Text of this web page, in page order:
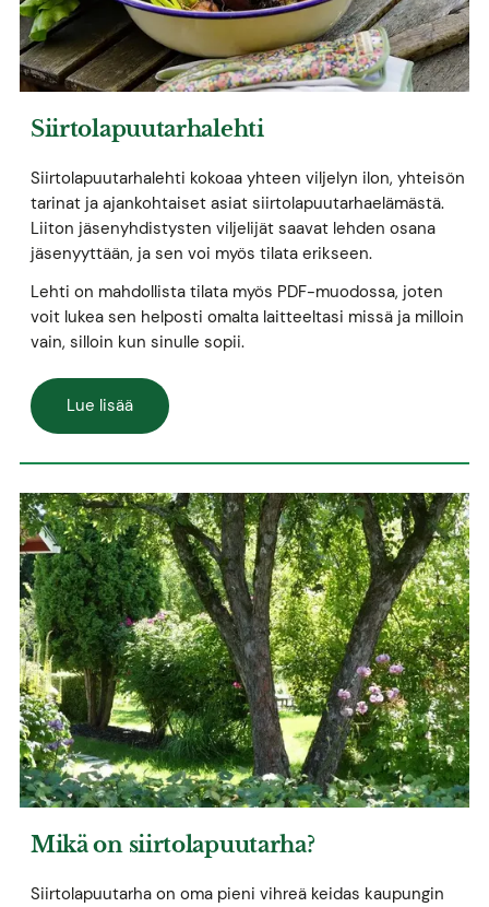
Siirtolapuutarhalehti
Siirtolapuutarhalehti kokoaa yhteen viljelyn ilon, yhteisön
tarinat ja ajankohtaiset asiat siirtolapuutarhaelämästä.
Liiton jäsenyhdistysten viljelijät saavat lehden osana
jäsenyyttään, ja sen voi myös tilata erikseen.
Lehti on mahdollista tilata myös PDF-muodossa, joten
voit lukea sen helposti omalta laitteeltasi missä ja milloin
vain, silloin kun sinulle sopii.
Lue lisää
Mikä on siirtolapuutarha?
Siirtolapuutarha on oma pieni vihreä keidas kaupungin